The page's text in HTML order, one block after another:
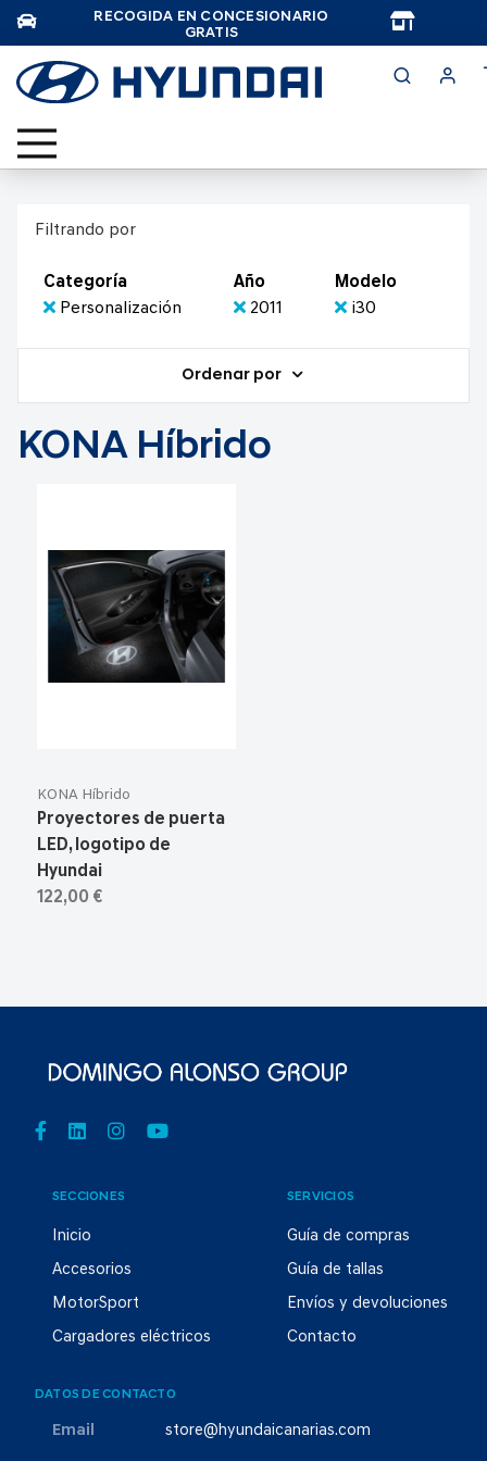
RECOGIDA EN CONCESIONARIO
GRATIS
Filtrando por
Categoría
Personalización
Año
2011
Modelo
i30
Ordenar por
KONA Híbrido
KONA Híbrido
Proyectores de puerta
LED, logotipo de
Hyundai
122,00 €
SECCIONES
Inicio
Accesorios
MotorSport
Cargadores eléctricos
SERVICIOS
Guía de compras
Guía de tallas
Envíos y devoluciones
Contacto
DATOS DE CONTACTO
Email store@hyundaicanarias.com